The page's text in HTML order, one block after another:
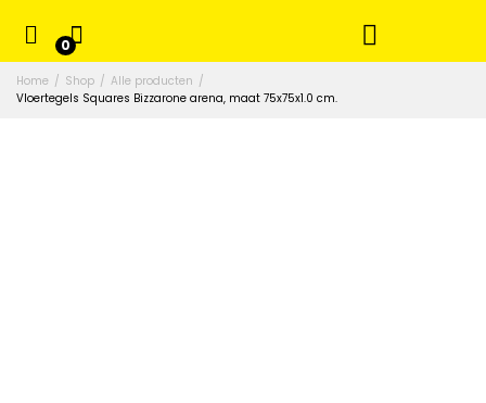
0
Home / Shop / Alle producten /
Vloertegels Squares Bizzarone arena, maat 75x75x1.0 cm.